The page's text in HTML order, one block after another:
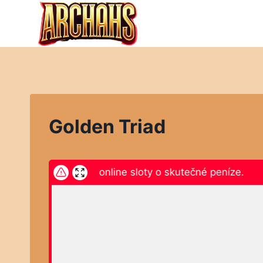
Přeskočit
Golden Triad
zde a hrajte online sloty o skutečné peníze.